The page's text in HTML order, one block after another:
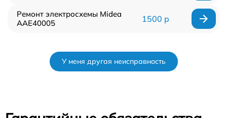
Ремонт электросхемы Midea
AAE40005
1500 р
У меня другая неисправность